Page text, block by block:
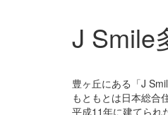
J Smile
豊ヶ丘にある「J
もともとは日本総合
平成11年に建てられ